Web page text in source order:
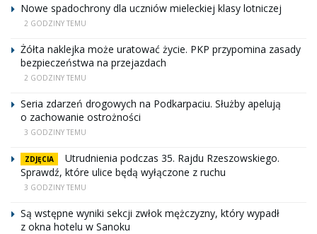
Nowe spadochrony dla uczniów mieleckiej klasy lotniczej
2 GODZINY TEMU
Żółta naklejka może uratować życie. PKP przypomina zasady
bezpieczeństwa na przejazdach
2 GODZINY TEMU
Seria zdarzeń drogowych na Podkarpaciu. Służby apelują
o zachowanie ostrożności
3 GODZINY TEMU
ZDJĘCIA
Utrudnienia podczas 35. Rajdu Rzeszowskiego.
Sprawdź, które ulice będą wyłączone z ruchu
3 GODZINY TEMU
Są wstępne wyniki sekcji zwłok mężczyzny, który wypadł
z okna hotelu w Sanoku